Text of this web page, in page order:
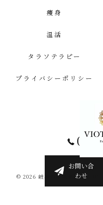
お問い合
わせ
痩身
温活
タラソテラピー
プライバシーポリシー
© 2026 岐阜のエステなら